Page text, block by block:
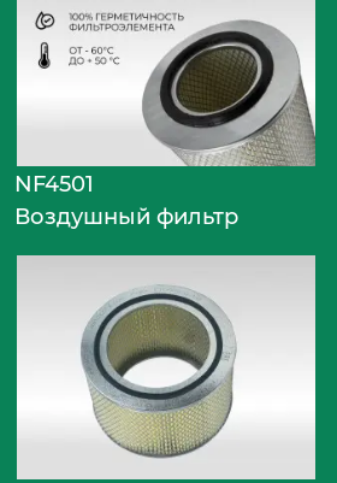
NF4501
Воздушный фильтр